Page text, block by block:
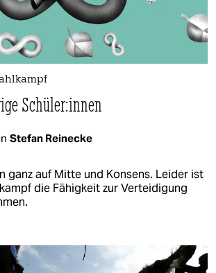
Schü­le­r:in­nen
Stefan Reinecke
ganz auf Mitte und Konsens. Leider ist
die Fähigkeit zur Verteidigung